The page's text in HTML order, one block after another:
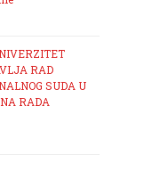
RAD
SUDA U
RADA